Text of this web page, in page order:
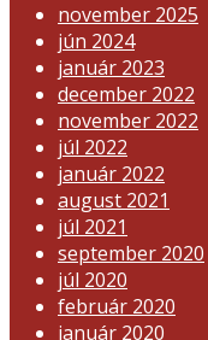
november 2025
jún 2024
január 2023
december 2022
november 2022
júl 2022
január 2022
august 2021
júl 2021
september 2020
júl 2020
február 2020
január 2020